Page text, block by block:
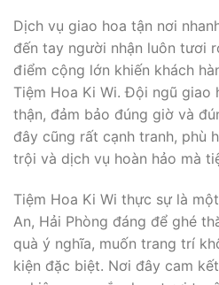
Dịch vụ giao hoa tận nơi
đến tay người nhận luôn tươi
điểm cộng lớn khiến khách
Tiệm Hoa Ki Wi. Đội ngũ giao
thận, đảm bảo đúng giờ và
đây cũng rất cạnh tranh, phù
trội và dịch vụ hoàn hảo mà
Tiệm Hoa Ki Wi thực sự là
An, Hải Phòng đáng để ghé
quà ý nghĩa, muốn trang trí
kiện đặc biệt. Nơi đây cam